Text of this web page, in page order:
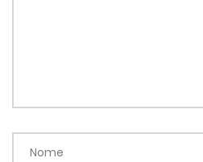
Nome